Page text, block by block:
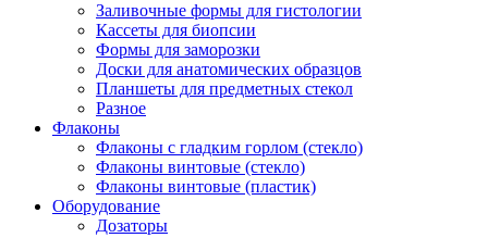
Заливочные формы для гистологии
Кассеты для биопсии
Формы для заморозки
Доски для анатомических образцов
Планшеты для предметных стекол
Разное
Флаконы
Флаконы с гладким горлом (стекло)
Флаконы винтовые (стекло)
Флаконы винтовые (пластик)
Оборудование
Дозаторы